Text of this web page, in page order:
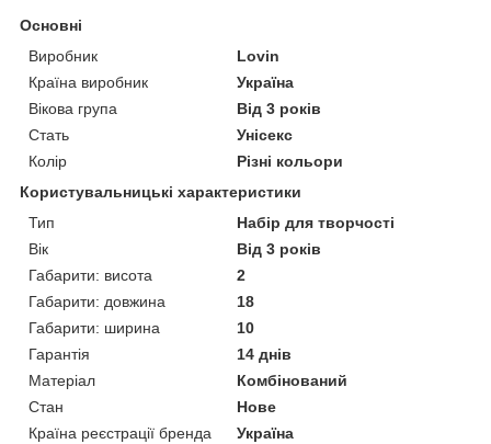
Основні
Виробник
Lovin
Країна виробник
Україна
Вікова група
Від 3 років
Стать
Унісекс
Колір
Різні кольори
Користувальницькі характеристики
Тип
Набір для творчості
Вік
Від 3 років
Габарити: висота
2
Габарити: довжина
18
Габарити: ширина
10
Гарантія
14 днів
Матеріал
Комбінований
Стан
Нове
Країна реєстрації бренда
Україна